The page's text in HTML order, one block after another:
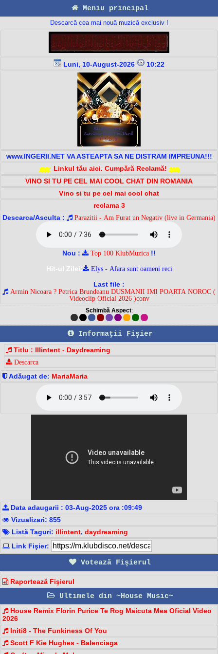
Meniu principal
Descarcă cea mai nouă muzică exclusiv !
Luni, 10-August-2026 10:22
www.INGERII.NET VA ASTEAPTA SA NE DISTRAM IMPREUNA!!!
Linkul tău aici. Cumpără Reclamă!
VINO SI TU PE CEL MAI COOL CHAT DIN ROMANIA
Vino si tu pe cel mai cool chat
reclama 3
Descarca/Asculta :
Parazitii - Am Furat un Negativ (live in Germania)
Nou : Top 100 KlubMuzica !!
Hit-ul Zilei:
Elys - Afara sunt oameni reci
Last file :
Armin Nicoara ? Petrica Brundeanu DUSMANII IMI POARTA NOROC (
Videoclip Oficial 2026 )conv
Schimbă Aspect:
Informaţii Fişier
Titlu : Illintent - Daydreaming
Descarca
Adăugat de: MariaMaria
Data adaugarii : 03-Aug-2025 ora :09:49
Vizualizari: 855
Listă Taguri: illintent, daydreaming
Link Fişier:
Votează Fişierul
Raportează Fişierul
Ultimele din ~House Music~
House Remix Florin Purice Te Rog Maicuta Mea Oficial Video
2026
Initi8 - The Funkiness Of You
Scott F Kie Hughes - Balenciaga